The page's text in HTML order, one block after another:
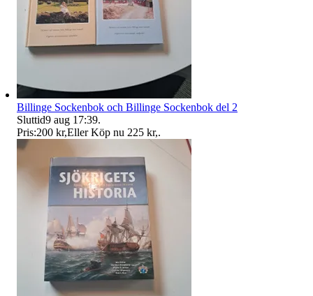
Billinge Sockenbok och Billinge Sockenbok del 2
Sluttid9 aug 17:39.
Pris:200 kr,Eller Köp nu 225 kr,.